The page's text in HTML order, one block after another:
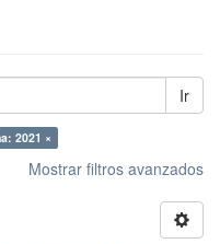
Ir
2021 ×
Mostrar filtros avanzados